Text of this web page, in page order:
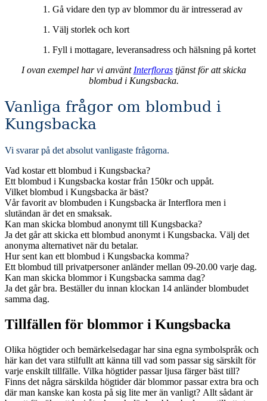
Gå vidare den typ av blommor du är intresserad av
Välj storlek och kort
Fyll i mottagare, leveransadress och hälsning på kortet
I ovan exempel har vi använt Interflorastjänst för att skicka
blombud i Kungsbacka.
Vanliga frågor om blombud i
Kungsbacka
Vi svarar på det absolut vanligaste frågorna.
Vad kostar ett blombud i Kungsbacka?
Ett blombud i Kungsbacka kostar från 150kr och uppåt.
Vilket blombud i Kungsbacka är bäst?
Vår favorit av blombuden i Kungsbacka är Interflora men i
slutändan är det en smaksak.
Kan man skicka blombud anonymt till Kungsbacka?
Ja det går att skicka ett blombud anonymt i Kungsbacka. Välj det
anonyma alternativet när du betalar.
Hur sent kan ett blombud i Kungsbacka komma?
Ett blombud till privatpersoner anländer mellan 09-20.00 varje dag.
Kan man skicka blommor i Kungsbacka samma dag?
Ja det går bra. Beställer du innan klockan 14 anländer blombudet
samma dag.
Tillfällen för blommor i Kungsbacka
Olika högtider och bemärkelsedagar har sina egna symbolspråk och
här kan det vara stilfullt att känna till vad som passar sig särskilt för
varje enskilt tillfälle. Vilka högtider passar ljusa färger bäst till?
Finns det några särskilda högtider där blommor passar extra bra och
där man kanske kan kosta på sig lite mer än vanligt? Allt sådant är